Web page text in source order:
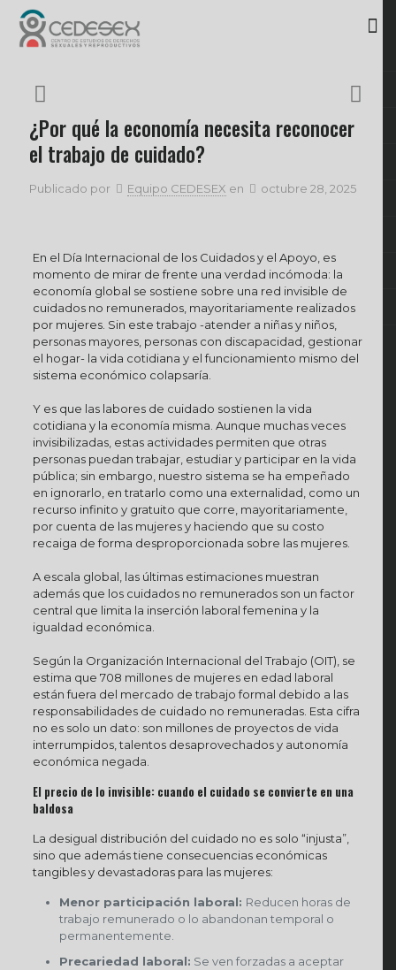
¿Por qué la economía necesita reconocer
el trabajo de cuidado?
Publicado por Equipo CEDESEX en octubre 28, 2025
En el Día Internacional de los Cuidados y el Apoyo, es
momento de mirar de frente una verdad incómoda: la
economía global se sostiene sobre una red invisible de
cuidados no remunerados, mayoritariamente realizados
por mujeres. Sin este trabajo -atender a niñas y niños,
personas mayores, personas con discapacidad, gestionar
el hogar- la vida cotidiana y el funcionamiento mismo del
sistema económico colapsaría.
Y es que las labores de cuidado sostienen la vida
cotidiana y la economía misma. Aunque muchas veces
invisibilizadas, estas actividades permiten que otras
personas puedan trabajar, estudiar y participar en la vida
pública; sin embargo, nuestro sistema se ha empeñado
en ignorarlo, en tratarlo como una externalidad, como un
recurso infinito y gratuito que corre, mayoritariamente,
por cuenta de las mujeres y haciendo que su costo
recaiga de forma desproporcionada sobre las mujeres.
A escala global, las últimas estimaciones muestran
además que los cuidados no remunerados son un factor
central que limita la inserción laboral femenina y la
igualdad económica.
Según la Organización Internacional del Trabajo (OIT), se
estima que 708 millones de mujeres en edad laboral
están fuera del mercado de trabajo formal debido a las
responsabilidades de cuidado no remuneradas. Esta cifra
no es solo un dato: son millones de proyectos de vida
interrumpidos, talentos desaprovechados y autonomía
económica negada.
El precio de lo invisible: cuando el cuidado se convierte en una
baldosa
La desigual distribución del cuidado no es solo “injusta”,
sino que además tiene consecuencias económicas
tangibles y devastadoras para las mujeres:
Menor participación laboral: Reducen horas de
trabajo remunerado o lo abandonan temporal o
permanentemente.
Precariedad laboral: Se ven forzadas a aceptar